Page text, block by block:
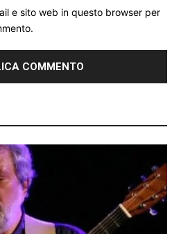
e sito web in questo browser per